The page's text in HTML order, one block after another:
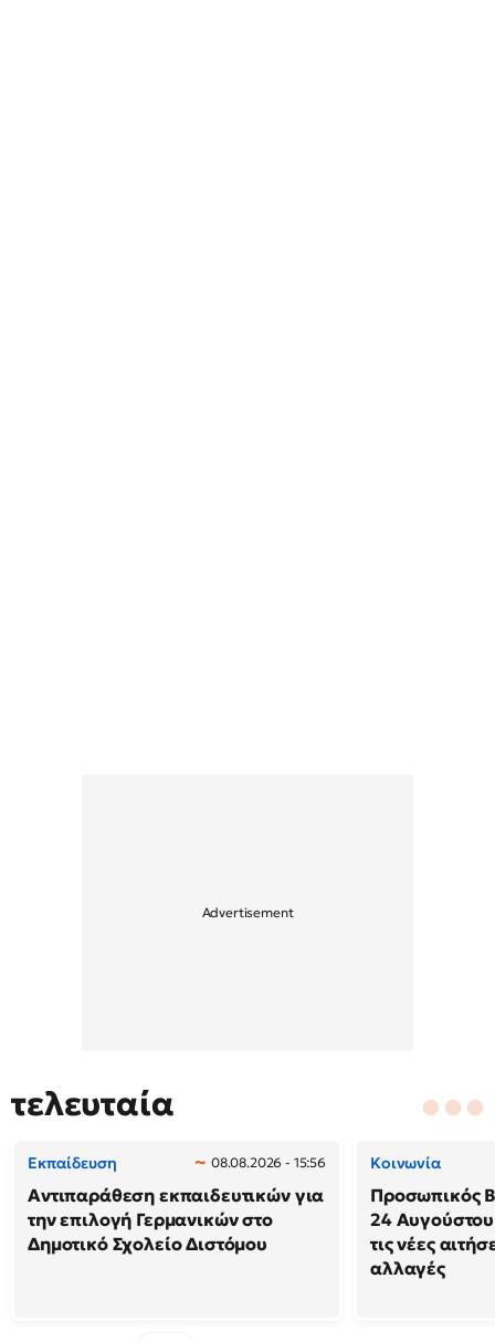
τελευταία
Εκπαίδευση 08.08.2026 - 15:56
Αντιπαράθεση εκπαιδευτικών για
την επιλογή Γερμανικών στο
Δημοτικό Σχολείο Διστόμου
Κοινωνία
Προσωπικός
24
τις νέες
αλλαγές